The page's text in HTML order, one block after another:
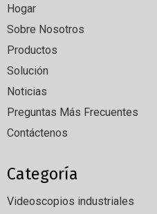
Hogar
Sobre Nosotros
Productos
Solución
Noticias
Preguntas Más Frecuentes
Contáctenos
Categoría
Videoscopios industriales